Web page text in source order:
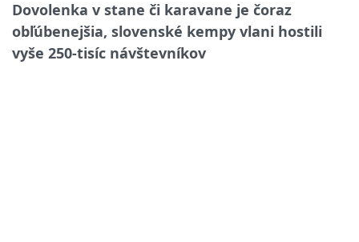
Dovolenka v stane či karavane je čoraz
obľúbenejšia, slovenské kempy vlani hostili
vyše 250-tisíc návštevníkov